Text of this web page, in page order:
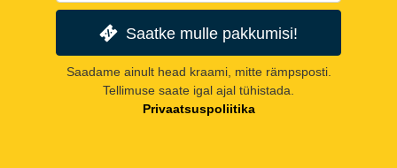
Saatke mulle pakkumisi!
Saadame ainult head kraami, mitte rämpsposti.
Tellimuse saate igal ajal tühistada.
Privaatsuspoliitika